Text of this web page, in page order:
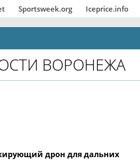
Sportsweek.org Iceprice.info
ВОРОНЕЖА
дрон для дальних